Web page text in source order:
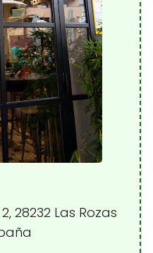
28232 Las Rozas